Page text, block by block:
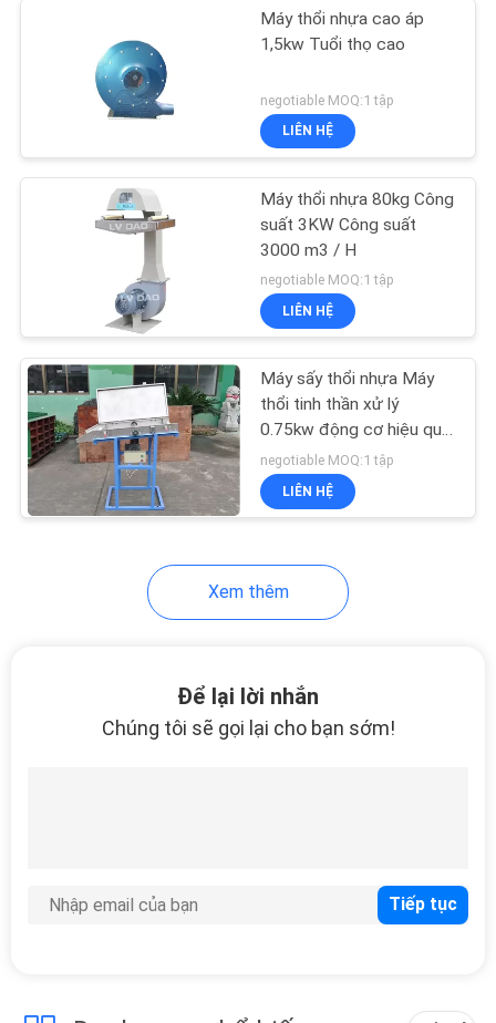
PRIVACY
Lực lượng ăn máy
Máy tái chế nhựa
PET
Máy tái chế nhựa PP
Máy thổi nhựa cao áp
1,5kw Tuổi thọ cao
negotiable MOQ:1 tập
LIÊN HỆ
Máy thổi nhựa 80kg Công
suất 3KW Công suất
3000 m3 / H
negotiable MOQ:1 tập
LIÊN HỆ
Máy sấy thổi nhựa Máy
thổi tinh thần xử lý
0.75kw động cơ hiệu quả
năng lượng cao
negotiable MOQ:1 tập
LIÊN HỆ
Xem thêm
Để lại lời nhắn
Chúng tôi sẽ gọi lại cho bạn sớm!